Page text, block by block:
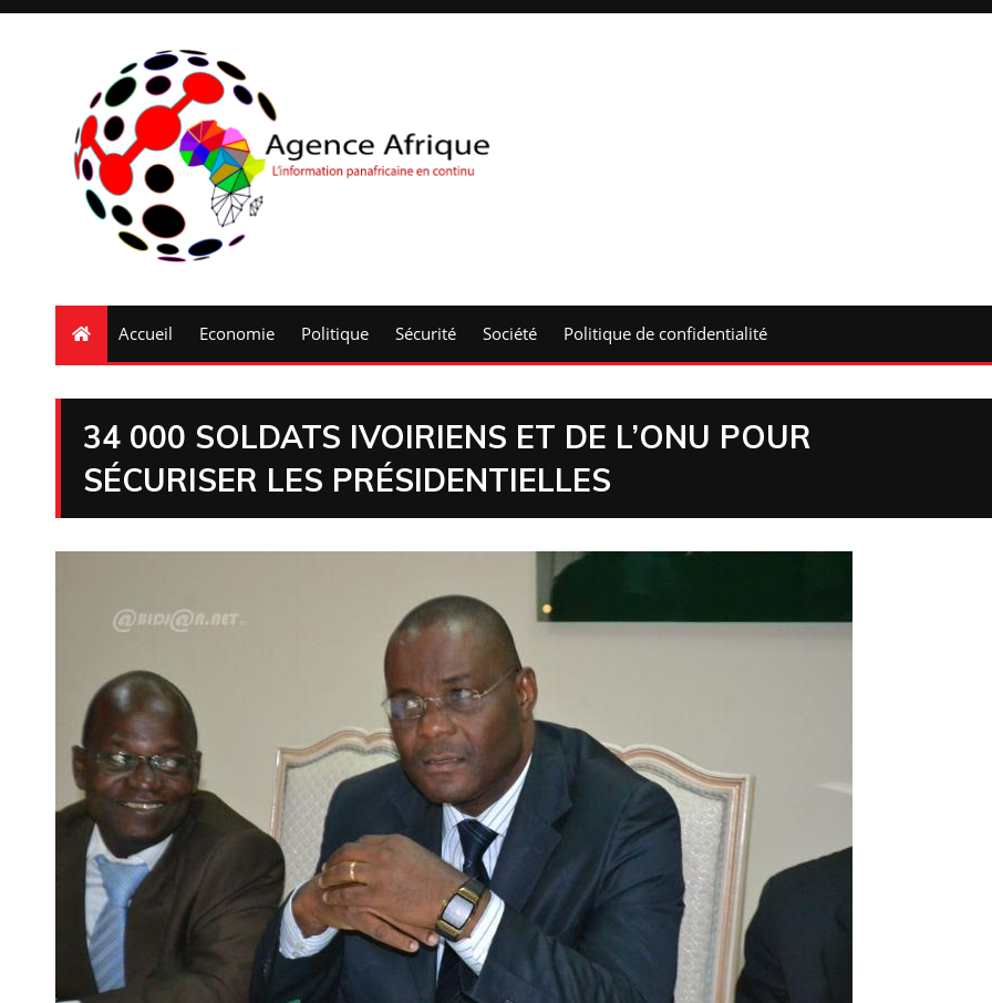
Accueil Economie Politique Sécurité Société Politique de confidentialité
34 000 SOLDATS IVOIRIENS ET DE L’ONU POUR
SÉCURISER LES PRÉSIDENTIELLES